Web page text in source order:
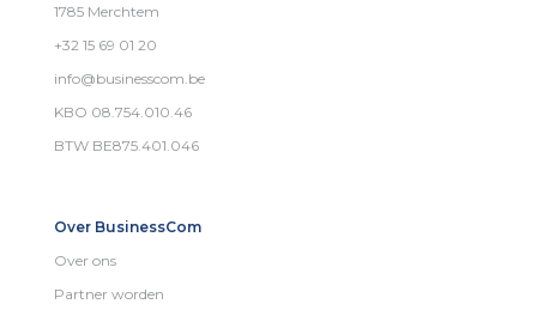
1785 Merchtem
+32 15 69 01 20
info@businesscom.be
KBO 08.754.010.46
BTW BE875.401.046
Over BusinessCom
Over ons
Partner worden